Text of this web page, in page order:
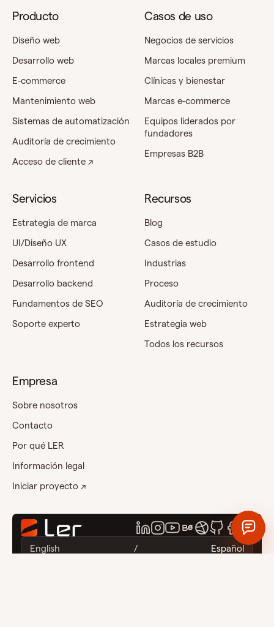
Producto
Diseño web
Desarrollo web
E-commerce
Mantenimiento web
Sistemas de automatización
Auditoría de crecimiento
Acceso de cliente ↗
Casos de uso
Negocios de servicios
Marcas locales premium
Clínicas y bienestar
Marcas e-commerce
Equipos liderados por
fundadores
Empresas B2B
Servicios
Estrategia de marca
UI/Diseño UX
Desarrollo frontend
Desarrollo backend
Fundamentos de SEO
Soporte experto
Recursos
Blog
Casos de estudio
Industrias
Proceso
Auditoría de crecimiento
Estrategia web
Todos los recursos
Empresa
Sobre nosotros
Contacto
Por qué LER
Información legal
Iniciar proyecto ↗
English / Español